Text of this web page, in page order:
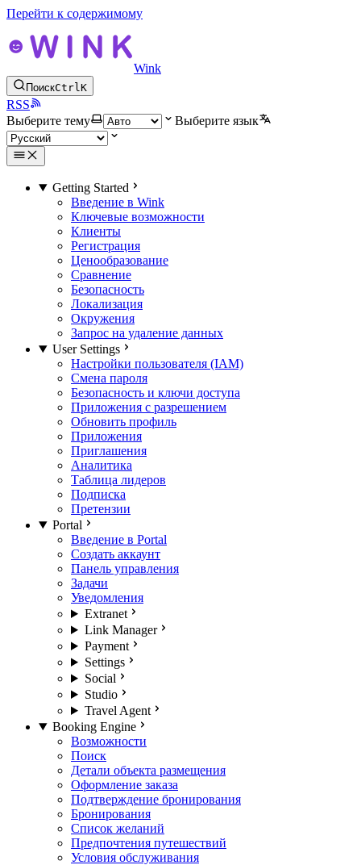
Перейти к содержимому
Wink
ПоискCtrlK
RSS
Выберите тему
Выберите язык
Getting Started
Введение в Wink
Ключевые возможности
Клиенты
Регистрация
Ценообразование
Сравнение
Безопасность
Локализация
Окружения
Запрос на удаление данных
User Settings
Настройки пользователя (IAM)
Смена пароля
Безопасность и ключи доступа
Приложения с разрешением
Обновить профиль
Приложения
Приглашения
Аналитика
Таблица лидеров
Подписка
Претензии
Portal
Введение в Portal
Создать аккаунт
Панель управления
Задачи
Уведомления
Extranet
Link Manager
Payment
Settings
Social
Studio
Travel Agent
Booking Engine
Возможности
Поиск
Детали объекта размещения
Оформление заказа
Подтверждение бронирования
Бронирования
Список желаний
Предпочтения путешествий
Условия обслуживания